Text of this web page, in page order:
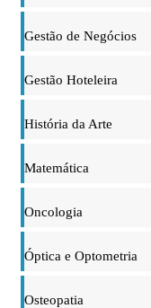
Gestão de Negócios
Gestão Hoteleira
História da Arte
Matemática
Oncologia
Óptica e Optometria
Osteopatia